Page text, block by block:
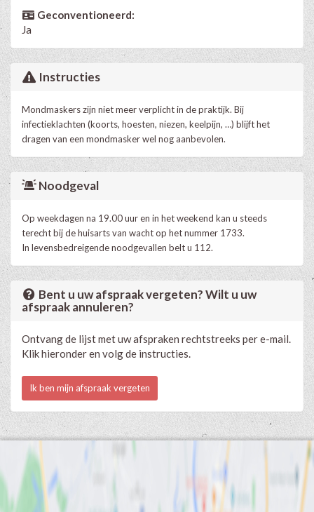
Geconventioneerd:
Ja
Instructies
Mondmaskers zijn niet meer verplicht in de praktijk. Bij
infectieklachten (koorts, hoesten, niezen, keelpijn, …) blijft het
dragen van een mondmasker wel nog aanbevolen.
Noodgeval
Op weekdagen na 19.00 uur en in het weekend kan u steeds
terecht bij de huisarts van wacht op het nummer 1733.
In levensbedreigende noodgevallen belt u 112.
Bent u uw afspraak vergeten? Wilt u uw
afspraak annuleren?
Ontvang de lijst met uw afspraken rechtstreeks per e-mail.
Klik hieronder en volg de instructies.
Ik ben mijn afspraak vergeten